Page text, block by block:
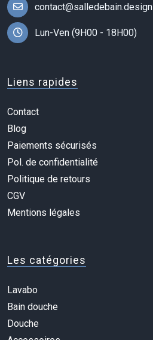
contact@salledebain.design
Lun-Ven (9H00 - 18H00)
Liens rapides
Contact
Blog
Paiements sécurisés
Pol. de confidentialité
Politique de retours
CGV
Mentions légales
Les catégories
Lavabo
Bain douche
Douche